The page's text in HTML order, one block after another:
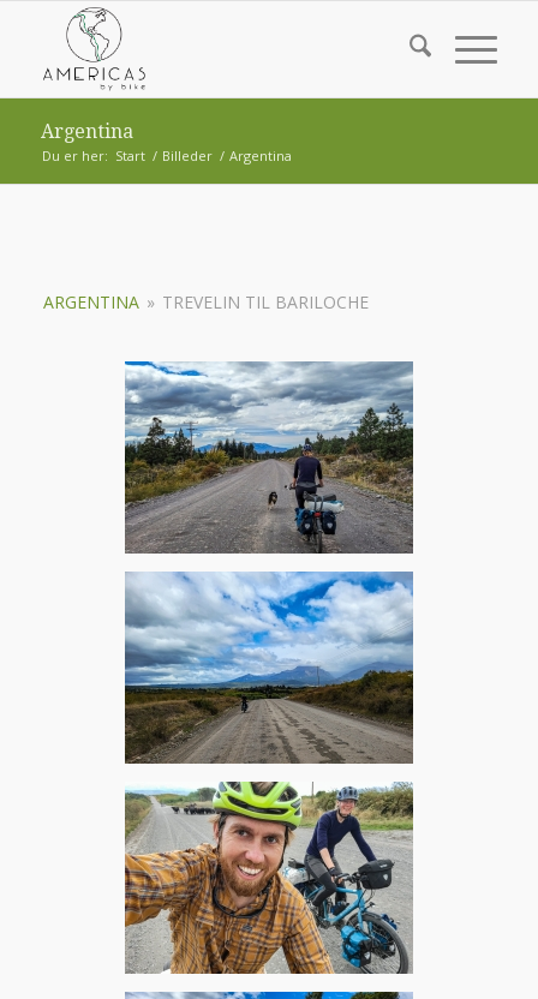
Argentina
Du er her: Start / Billeder / Argentina
ARGENTINA » TREVELIN TIL BARILOCHE